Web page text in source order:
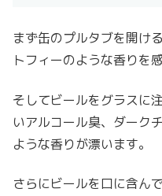
まず缶のプルタブを開け
トフィーのような香りを
そしてビールをグラスに
いアルコール臭、ダーク
ような香りが漂います。
さらにビールを口に含ん